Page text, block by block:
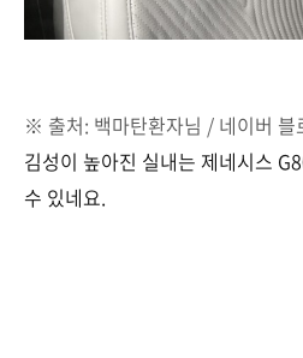
※ 출처: 백마탄환자님 / 네이버 블
김성이 높아진 실내는 제네시스
수 있네요.